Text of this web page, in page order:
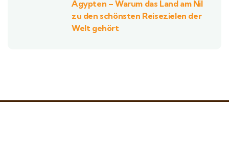
Ägypten – Warum das Land am Nil
zu den schönsten Reisezielen der
Welt gehört